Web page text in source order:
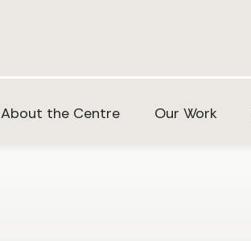
About the Centre Our Work